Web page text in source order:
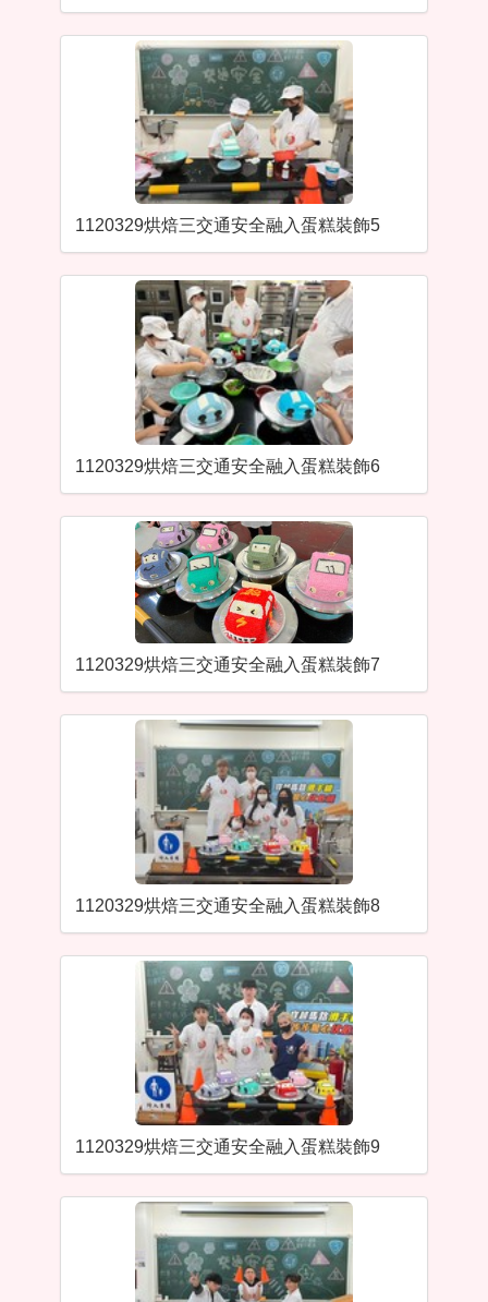
1120329烘焙三交通安全融入蛋糕裝飾5
1120329烘焙三交通安全融入蛋糕裝飾6
1120329烘焙三交通安全融入蛋糕裝飾7
1120329烘焙三交通安全融入蛋糕裝飾8
1120329烘焙三交通安全融入蛋糕裝飾9